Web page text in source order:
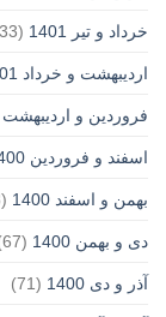
خرداد و تیر 1401 (33)
اردیبهشت و خرداد 1401
فروردین و اردیبهشت 1401
اسفند و فروردین 1400
بهمن و اسفند 1400 (83)
دی و بهمن 1400 (67)
آذر و دی 1400 (71)